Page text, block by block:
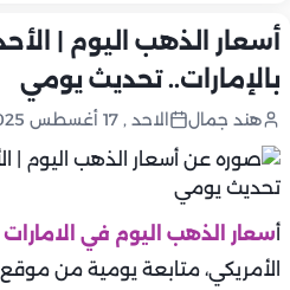
بالإمارات.. تحديث يومي
هند جمال الاحد , 17 أغسطس 2025 ,10:08 ص
أسعار الذهب اليوم في الامارات
الأمريكي، متابعة يومية من موقع